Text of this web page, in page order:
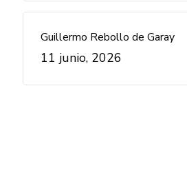
Guillermo Rebollo de Garay
11 junio, 2026